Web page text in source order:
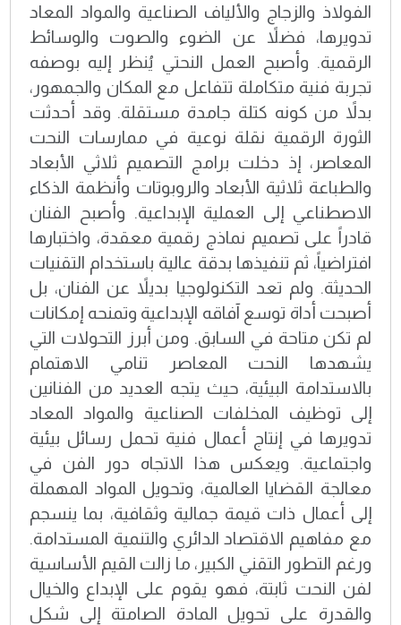
الفولاذ والزجاج والألياف الصناعية والمواد المعاد
تدويرها، فضلاً عن الضوء والصوت والوسائط
الرقمية. وأصبح العمل النحتي يُنظر إليه بوصفه
تجربة فنية متكاملة تتفاعل مع المكان والجمهور،
بدلاً من كونه كتلة جامدة مستقلة. وقد أحدثت
الثورة الرقمية نقلة نوعية في ممارسات النحت
المعاصر، إذ دخلت برامج التصميم ثلاثي الأبعاد
والطباعة ثلاثية الأبعاد والروبوتات وأنظمة الذكاء
الاصطناعي إلى العملية الإبداعية. وأصبح الفنان
قادراً على تصميم نماذج رقمية معقدة، واختبارها
افتراضياً، ثم تنفيذها بدقة عالية باستخدام التقنيات
الحديثة. ولم تعد التكنولوجيا بديلاً عن الفنان، بل
أصبحت أداة توسع آفاقه الإبداعية وتمنحه إمكانات
لم تكن متاحة في السابق. ومن أبرز التحولات التي
يشهدها النحت المعاصر تنامي الاهتمام
بالاستدامة البيئية، حيث يتجه العديد من الفنانين
إلى توظيف المخلفات الصناعية والمواد المعاد
تدويرها في إنتاج أعمال فنية تحمل رسائل بيئية
واجتماعية. ويعكس هذا الاتجاه دور الفن في
معالجة القضايا العالمية، وتحويل المواد المهملة
إلى أعمال ذات قيمة جمالية وثقافية، بما ينسجم
مع مفاهيم الاقتصاد الدائري والتنمية المستدامة.
ورغم التطور التقني الكبير، ما زالت القيم الأساسية
لفن النحت ثابتة، فهو يقوم على الإبداع والخيال
والقدرة على تحويل المادة الصامتة إلى شكل